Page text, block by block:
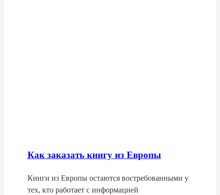
Как заказать книгу из Европы
Книги из Европы остаются востребованными у
тех, кто работает с информацией